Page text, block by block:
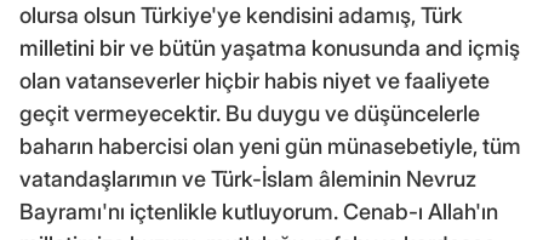
olursa olsun Türkiye'ye kendisini adamış, Türk
milletini bir ve bütün yaşatma konusunda and içmiş
olan vatanseverler hiçbir habis niyet ve faaliyete
geçit vermeyecektir. Bu duygu ve düşüncelerle
baharın habercisi olan yeni gün münasebetiyle, tüm
vatandaşlarımın ve Türk-İslam âleminin Nevruz
Bayramı'nı içtenlikle kutluyorum. Cenab-ı Allah'ın